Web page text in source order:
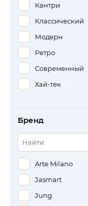
Кантри
Классический
Модерн
Ретро
Современный
Хай-тек
Бренд
Arte Milano
Jasmart
Jung